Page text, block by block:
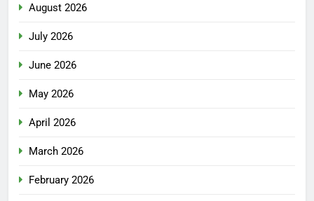
August 2026
July 2026
June 2026
May 2026
April 2026
March 2026
February 2026